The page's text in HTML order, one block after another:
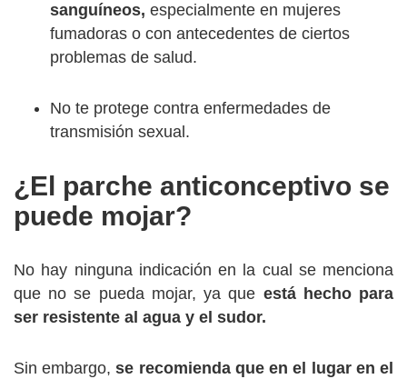
sanguíneos, especialmente en mujeres
fumadoras o con antecedentes de ciertos
problemas de salud.
No te protege contra enfermedades de
transmisión sexual.
¿El parche anticonceptivo se
puede mojar?
No hay ninguna indicación en la cual se menciona
que no se pueda mojar, ya que está hecho para
ser resistente al agua y el sudor.
Sin embargo,se recomienda que en el lugar en el